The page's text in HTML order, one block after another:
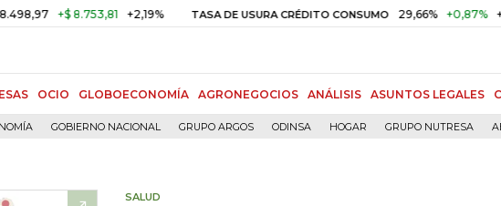
+$ 8.753,81 +2,19% TASA DE USURA CRÉDITO CONSUMO 29,66% +0,87% +3,02%
OCIO GLOBOECONOMÍA AGRONEGOCIOS ANÁLISIS ASUNTOS LEGALES
GOBIERNO NACIONAL GRUPO ARGOS ODINSA HOGAR GRUPO NUTRESA
SALUD